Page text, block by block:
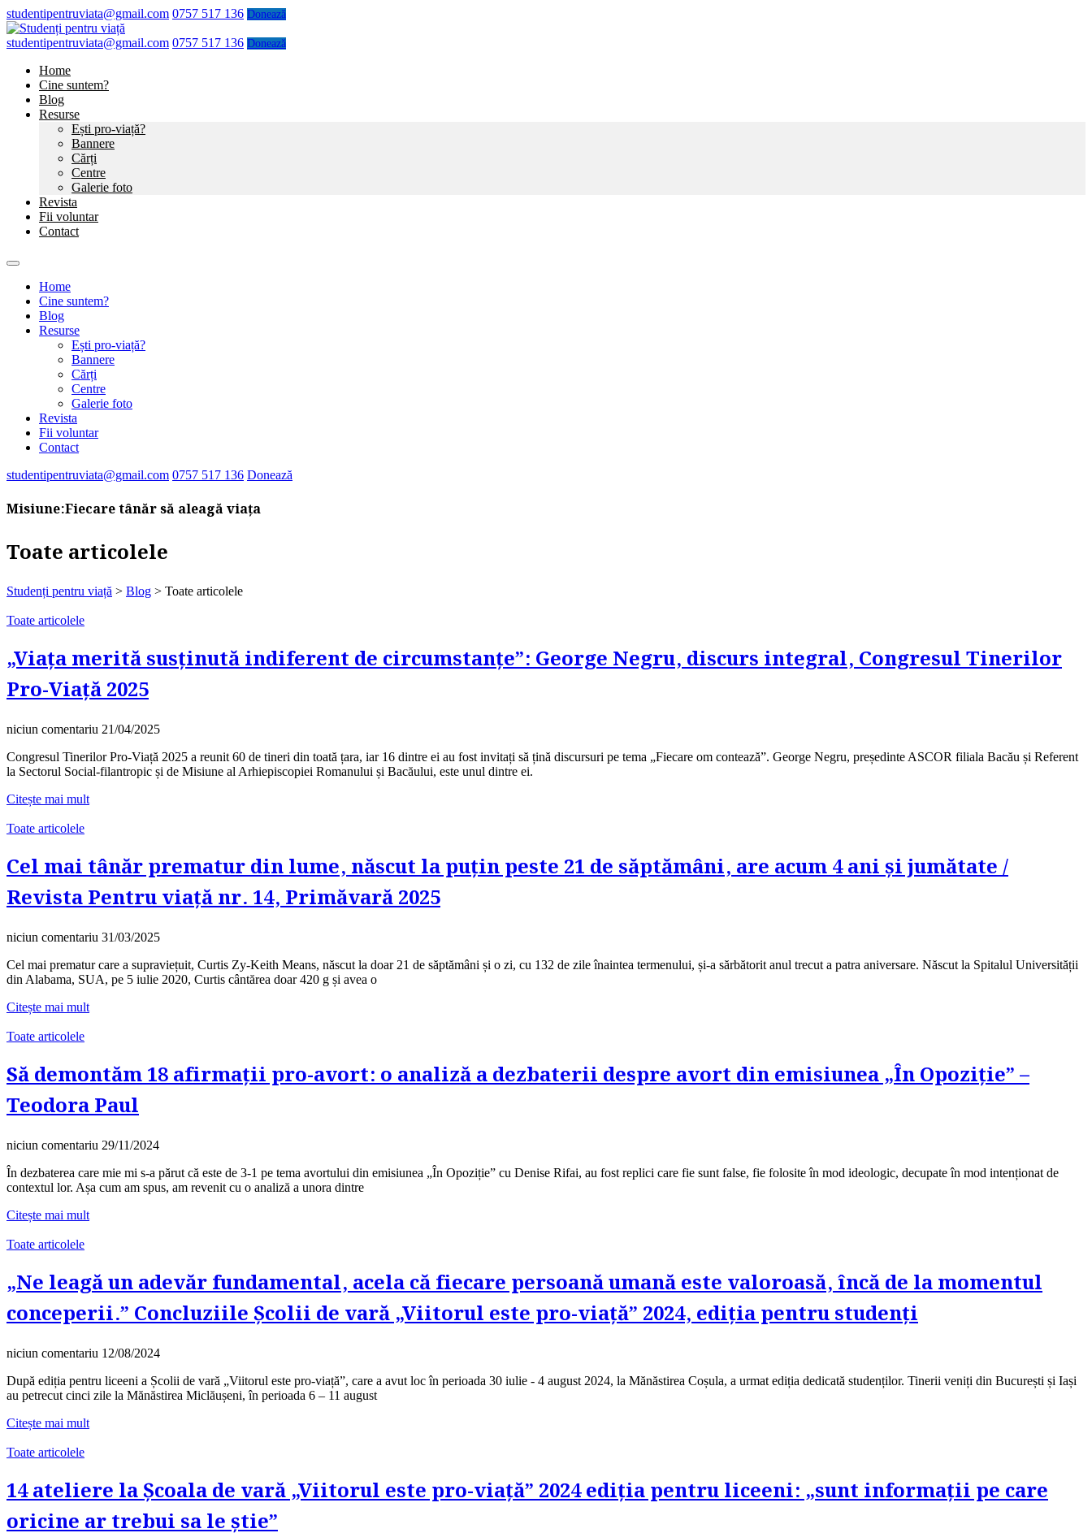
studentipentruviata@gmail.com 0757 517 136 Donează
studentipentruviata@gmail.com 0757 517 136 Donează
Home
Cine suntem?
Blog
Resurse
Ești pro-viață?
Bannere
Cărți
Centre
Galerie foto
Revista
Fii voluntar
Contact
Home
Cine suntem?
Blog
Resurse
Ești pro-viață?
Bannere
Cărți
Centre
Galerie foto
Revista
Fii voluntar
Contact
studentipentruviata@gmail.com 0757 517 136 Donează
Misiune:Fiecare tânăr să aleagă viața
Toate articolele
Studenți pentru viață > Blog > Toate articolele
Toate articolele
„Viața merită susținută indiferent de circumstanțe”: George Negru, discurs integral, Congresul Tinerilor
Pro-Viață 2025
niciun comentariu 21/04/2025
Congresul Tinerilor Pro-Viață 2025 a reunit 60 de tineri din toată țara, iar 16 dintre ei au fost invitați să țină discursuri pe tema „Fiecare om contează”. George Negru, președinte ASCOR filiala Bacău și Referent
la Sectorul Social-filantropic și de Misiune al Arhiepiscopiei Romanului și Bacăului, este unul dintre ei.
Citește mai mult
Toate articolele
Cel mai tânăr prematur din lume, născut la puțin peste 21 de săptămâni, are acum 4 ani și jumătate /
Revista Pentru viață nr. 14, Primăvară 2025
niciun comentariu 31/03/2025
Cel mai prematur care a supraviețuit, Curtis Zy-Keith Means, născut la doar 21 de săptămâni și o zi, cu 132 de zile înaintea termenului, și-a sărbătorit anul trecut a patra aniversare. Născut la Spitalul Universității
din Alabama, SUA, pe 5 iulie 2020, Curtis cântărea doar 420 g și avea o
Citește mai mult
Toate articolele
Să demontăm 18 afirmații pro-avort: o analiză a dezbaterii despre avort din emisiunea „În Opoziție” –
Teodora Paul
niciun comentariu 29/11/2024
În dezbaterea care mie mi s-a părut că este de 3-1 pe tema avortului din emisiunea „În Opoziție” cu Denise Rifai, au fost replici care fie sunt false, fie folosite în mod ideologic, decupate în mod intenționat de
contextul lor. Așa cum am spus, am revenit cu o analiză a unora dintre
Citește mai mult
Toate articolele
„Ne leagă un adevăr fundamental, acela că fiecare persoană umană este valoroasă, încă de la momentul
conceperii.” Concluziile Școlii de vară „Viitorul este pro-viață” 2024, ediția pentru studenți
niciun comentariu 12/08/2024
După ediția pentru liceeni a Școlii de vară „Viitorul este pro-viață”, care a avut loc în perioada 30 iulie - 4 august 2024, la Mănăstirea Coșula, a urmat ediția dedicată studenților. Tinerii veniți din București și Iași
au petrecut cinci zile la Mănăstirea Miclăușeni, în perioada 6 – 11 august
Citește mai mult
Toate articolele
14 ateliere la Școala de vară „Viitorul este pro-viață” 2024 ediția pentru liceeni: „sunt informații pe care
oricine ar trebui sa le știe”